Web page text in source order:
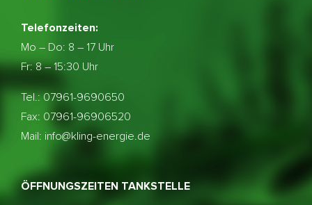
Telefonzeiten:
Mo – Do: 8 – 17 Uhr
Fr: 8 – 15:30 Uhr
Tel.: 07961-9690650
Fax: 07961-96906520
Mail: info@kling-energie.de
ÖFFNUNGSZEITEN TANKSTELLE